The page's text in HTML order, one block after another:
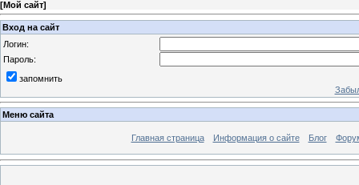
[Мой сайт]
Вход на сайт
Логин:
Пароль:
запомнить
Меню сайта
Главная страница Информация о сайте Блог